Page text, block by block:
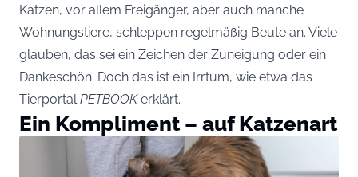
Katzen, vor allem Freigänger, aber auch manche
Wohnungstiere, schleppen regelmäßig Beute an. Viele
glauben, das sei ein Zeichen der Zuneigung oder ein
Dankeschön. Doch das ist ein Irrtum, wie etwa das
Tierportal PETBOOKerklärt.
Ein Kompliment – auf Katzenart